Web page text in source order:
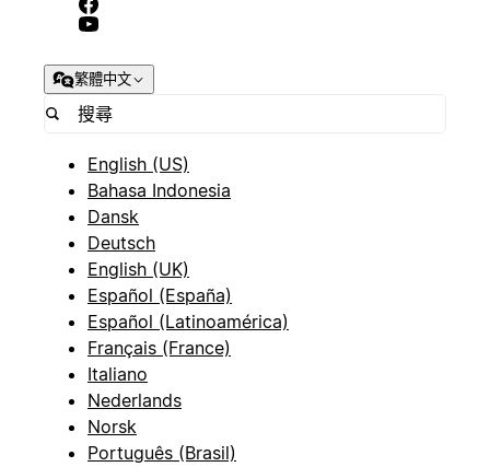
繁體中文
English (US)
Bahasa Indonesia
Dansk
Deutsch
English (UK)
Español (España)
Español (Latinoamérica)
Français (France)
Italiano
Nederlands
Norsk
Português (Brasil)